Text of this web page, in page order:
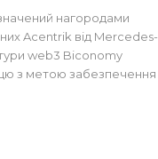
нагородами
Acentrik від Mercedes-
web3 Biconomy
з метою забезпечення